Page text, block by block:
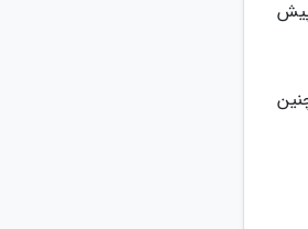
از 75 میلیون سال پیش